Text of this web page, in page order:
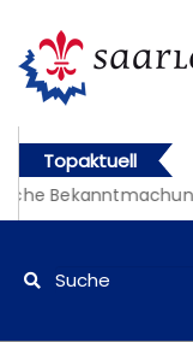
Topaktuell